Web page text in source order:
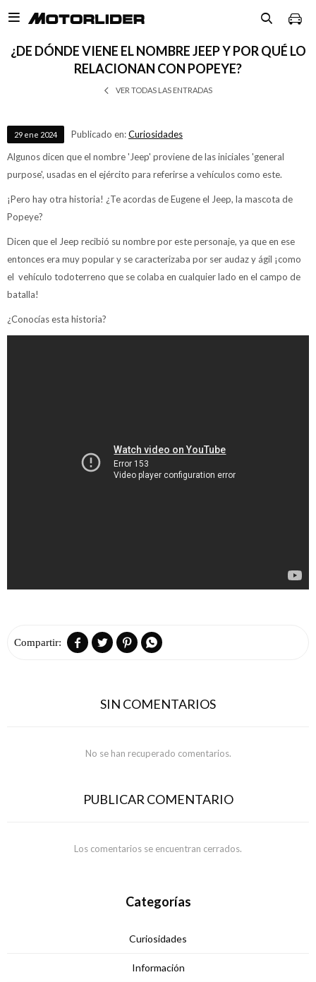

¿DE DÓNDE VIENE EL NOMBRE JEEP Y POR QUÉ LO
RELACIONAN CON POPEYE?
VER TODAS LAS ENTRADAS
29 ene 2024 Publicado en:Curiosidades
Algunos dicen que el nombre 'Jeep' proviene de las iniciales 'general
purpose', usadas en el ejército para referirse a vehículos como este.
¡Pero hay otra historia! ¿Te acordas de Eugene el Jeep, la mascota de
Popeye?
Dicen que el Jeep recibió su nombre por este personaje, ya que en ese
entonces era muy popular y se caracterizaba por ser audaz y ágil ¡como
el vehículo todoterreno que se colaba en cualquier lado en el campo de
batalla!
¿Conocías esta historia?
   
SIN COMENTARIOS
No se han recuperado comentarios.
PUBLICAR COMENTARIO
Los comentarios se encuentran cerrados.
Categorías
Curiosidades
Información